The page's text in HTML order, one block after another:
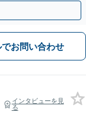
でお問い合わせ
インタビューを見
る